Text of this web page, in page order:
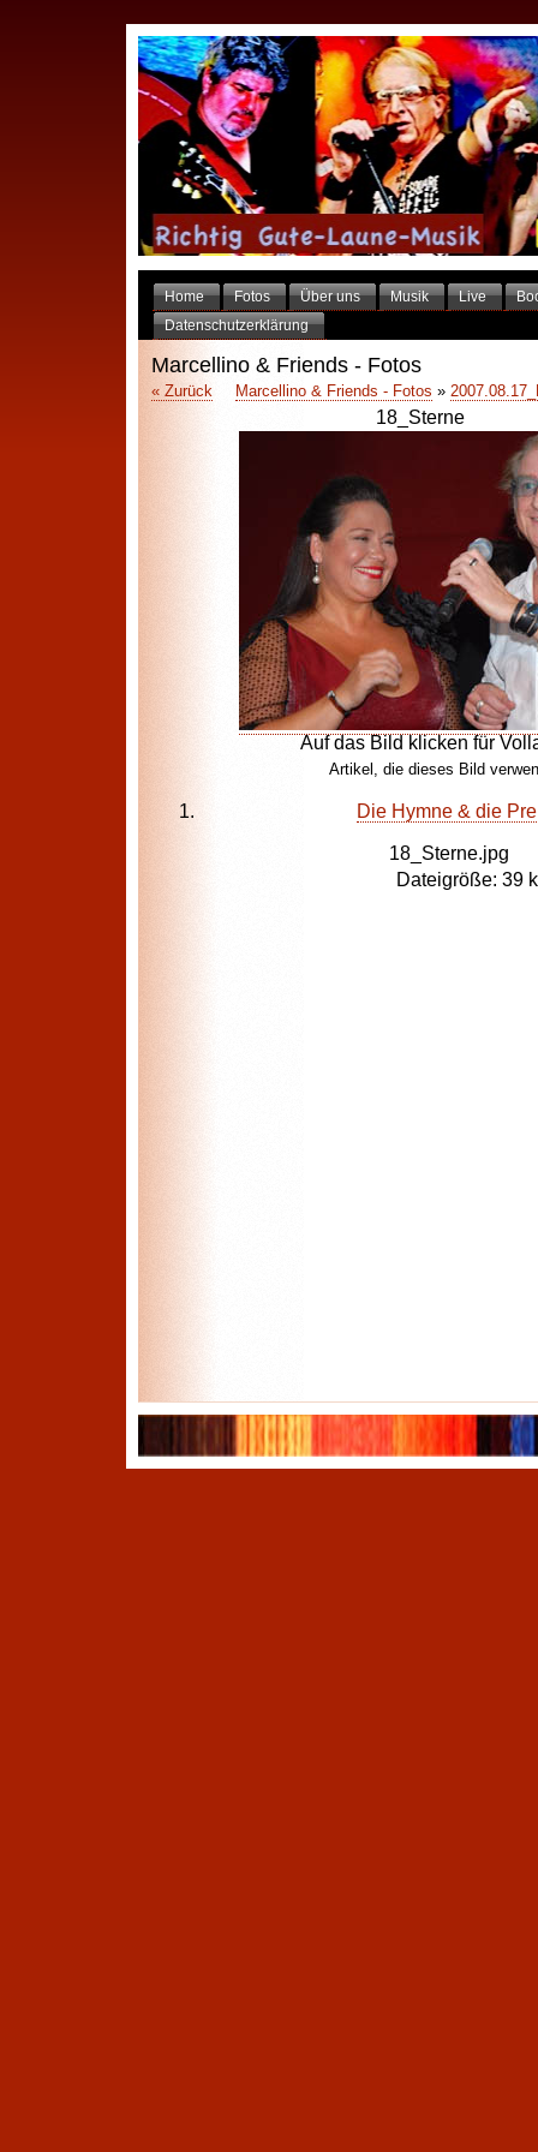
Home Fotos Über uns Musik Live
Datenschutzerklärung
Marcellino & Friends - Fotos
Marcellino & Friends - Fotos »
« Zurück
18_Sterne
Auf das Bild klicken für
Artikel, die dieses Bild
Die Hymne & die
18_Sterne.jpg
Dateigröße: 39